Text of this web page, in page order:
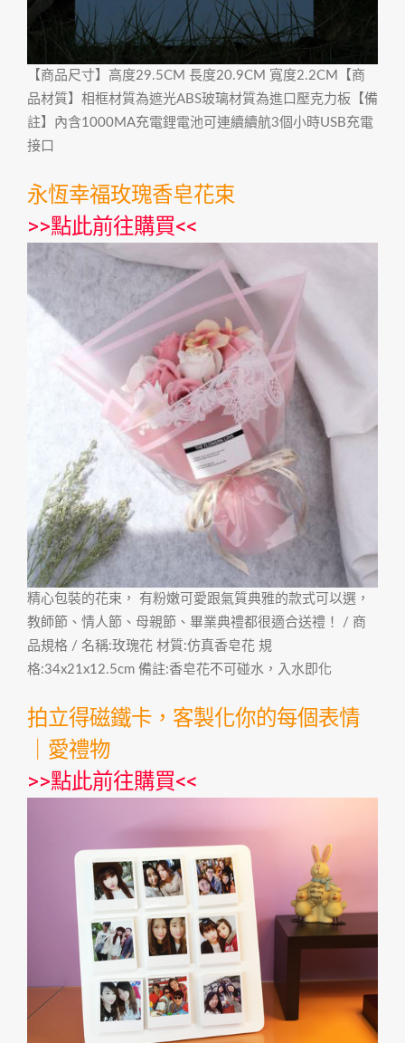
【商品尺寸】高度29.5CM 長度20.9CM 寬度2.2CM【商
品材質】相框材質為遮光ABS玻璃材質為進口壓克力板【備
註】內含1000MA充電鋰電池可連續續航3個小時USB充電
接口
永恆幸福玫瑰香皂花束
>>點此前往購買<<
精心包裝的花束， 有粉嫩可愛跟氣質典雅的款式可以選，
教師節、情人節、母親節、畢業典禮都很適合送禮！ / 商
品規格 / 名稱:玫瑰花 材質:仿真香皂花 規
格:34x21x12.5cm 備註:香皂花不可碰水，入水即化
拍立得磁鐵卡，客製化你的每個表情
｜愛禮物
>>點此前往購買<<